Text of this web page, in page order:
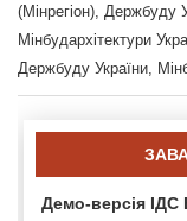
(Мінрегіон), Держбуду
Мінбудархітектури
Держбуду України,
Демо-версія